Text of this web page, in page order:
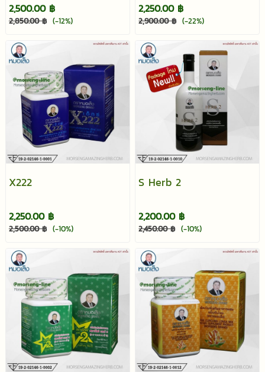
2,500.00 ฿
2,850.00 ฿ (-12%)
2,250.00 ฿
2,900.00 ฿ (-22%)
X222
2,250.00 ฿
2,500.00 ฿ (-10%)
S Herb 2
2,200.00 ฿
2,450.00 ฿ (-10%)